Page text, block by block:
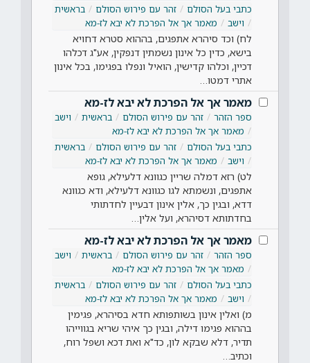
כתבי בעל הסולם
זהר עם פירוש הסולם
בראשית
וישב
מאמר אך אל הפרכת לא יבא לז-מא
לח) וכד סיהרא אתפגים, בההוא סטרא דחויא
בישא, כדין כל אינון נשמתין דנפקין, אע"ג דכלהו
דכיין, וכלהו קדישין, הואיל ונפלו בפגימו, בכל אינון
אתרי דמטו…
מאמר אך אל הפרכת לא יבא לז-מא
ספר הזהר זהר עם פירוש הסולם בראשית
וישב
מאמר אך אל הפרכת לא יבא לז-מא
כתבי בעל הסולם
זהר עם פירוש הסולם
בראשית
וישב
מאמר אך אל הפרכת לא יבא לז-מא
לט) רזא דמלה שריין כגוונא דלעילא, גופא
אתפגים, ונשמתא לגו כגוונא דלעילא, ודא כגוונא
דדא, ובגין כך, אלין אינון דבעיין לחדתותי
בחדתותא דסיהרא, ועל אלין…
מאמר אך אל הפרכת לא יבא לז-מא
ספר הזהר זהר עם פירוש הסולם בראשית
וישב
מאמר אך אל הפרכת לא יבא לז-מא
כתבי בעל הסולם
זהר עם פירוש הסולם
בראשית
וישב
מאמר אך אל הפרכת לא יבא לז-מא
מ) ואלין אינון בשותפותא חדא בסיהרא, פגימין
בההוא פגימו דילה, ובגין כך איהי שריא בגווייהו
תדיר, דלא שבקא לון, כד"א ואת דכא ושפל רוח,
וכתיב…